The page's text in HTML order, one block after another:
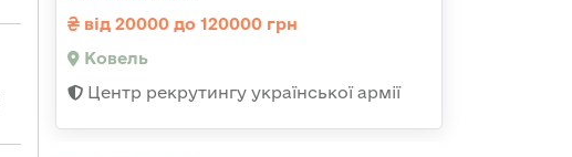
від 20000 до 120000 грн
Ковель
Центр рекрутингу української армії